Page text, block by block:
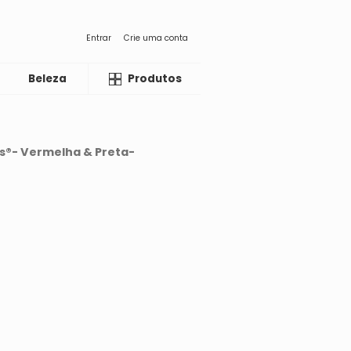
Entrar Crie uma conta
Beleza LiquidaProdutos
Vermelha & Preta-